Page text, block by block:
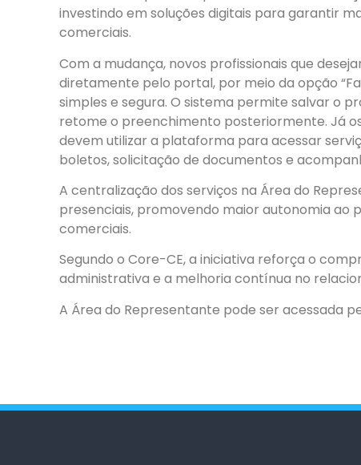
investindo em soluções digitais para garantir
comerciais.
Com a mudança, novos profissionais que
diretamente pelo portal, por meio da opção
simples e segura. O sistema permite salvar o
retome o preenchimento posteriormente. Já
devem utilizar a plataforma para acessar
boletos, solicitação de documentos e
A centralização dos serviços na Área do
presenciais, promovendo maior autonomia ao
comerciais.
Segundo o Core-CE, a iniciativa reforça o
administrativa e a melhoria contínua no
A Área do Representante pode ser acessada